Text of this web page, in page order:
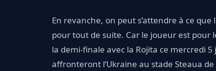
En revanche, on peut s’attendre à ce
pour tout de suite. Car le joueur est pour
la demi-finale avec la Rojita ce mercredi
affronteront l’Ukraine au stade Steaua de